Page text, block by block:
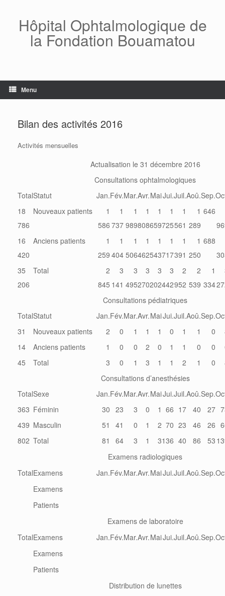
contentHôpital Ophtalmologique de
la Fondation Bouamatou
Menu
Bilan des activités 2016
Activités mensuelles
Actualisation le 31 décembre 2016
Consultations ophtalmologiques
TotalStatut Jan.Fév.Mar.Avr.MaiJui.Juil.Aoû.Sep.
18
786
Nouveaux patients
1
586
1
737
1
989
1
808
1
659
1
725
1
561
1
289
646
16
420
Anciens patients
1
259
1
404
1
506
1
462
1
543
1
717
1
391
1
250
688
35
206
Total
2
845
3
141
3
495
3
270
3
202
3
442
2
952
2
539
1
334
Consultations pédiatriques
TotalStatut Jan.Fév.Mar.Avr.MaiJui.Juil.Aoû.Sep.
31
Nouveaux patients 2 0 1 1 1 0 1 1 0
14
Anciens patients 1 0 0 2 0 1 1 0 0
45
Total 3 0 1 3 1 1 2 1 0
Consultations d’anesthésies
TotalSexe Jan.Fév.Mar.Avr.MaiJui.Juil.Aoû.Sep.
363 Féminin 30 23 3 0 1 66 17 40 27
439 Masculin 51 41 0 1 2 70 23 46 26
802 Total 81 64 3 1 3136 40 86 53
Examens radiologiques
TotalExamens Jan.Fév.Mar.Avr.MaiJui.Juil.Aoû.Sep.
Examens
Patients
Examens de laboratoire
TotalExamens Jan.Fév.Mar.Avr.MaiJui.Juil.Aoû.Sep.
Examens
Patients
Distribution de lunettes